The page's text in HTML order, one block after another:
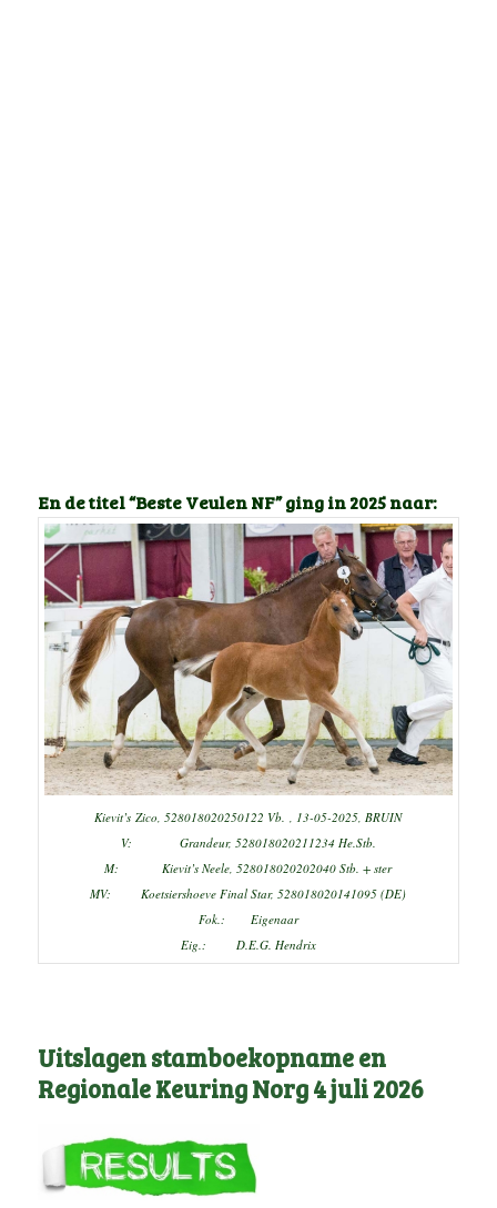
En de titel “Beste Veulen NF” ging in 2025 naar:
Kievit’s Zico, 528018020250122 Vb. , 13-05-2025, BRUIN
V: Grandeur, 528018020211234 He.Stb.
M: Kievit’s Neele, 528018020202040 Stb. + ster
MV: Koetsiershoeve Final Star, 528018020141095 (DE)
Fok.: Eigenaar
Eig.: D.E.G. Hendrix
Uitslagen stamboekopname en
Regionale Keuring Norg 4 juli 2026